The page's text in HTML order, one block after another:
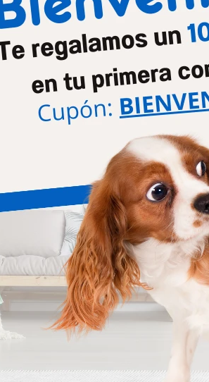
Productos que te
Shampoo Guardian Pet 200cc